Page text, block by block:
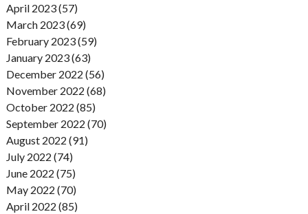
April 2023 (57)
March 2023 (69)
February 2023 (59)
January 2023 (63)
December 2022 (56)
November 2022 (68)
October 2022 (85)
September 2022 (70)
August 2022 (91)
July 2022 (74)
June 2022 (75)
May 2022 (70)
April 2022 (85)